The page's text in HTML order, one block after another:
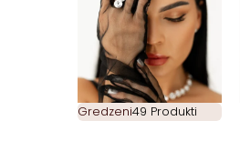
Gredzeni49 Produkti